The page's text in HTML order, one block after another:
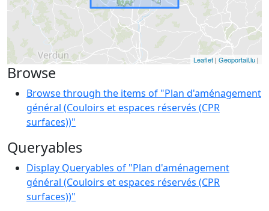
Leaflet | Geoportail.lu |
Browse
Browse through the items of "Plan d'aménagement
général (Couloirs et espaces réservés (CPR
surfaces))"
Queryables
Display Queryables of "Plan d'aménagement
général (Couloirs et espaces réservés (CPR
surfaces))"